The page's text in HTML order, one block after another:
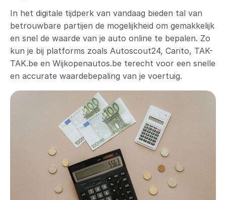
In het digitale tijdperk van vandaag bieden tal van
betrouwbare partijen de mogelijkheid om gemakkelijk
en snel de waarde van je auto online te bepalen. Zo
kun je bij platforms zoals Autoscout24, Carito, TAK-
TAK.be en Wijkopenautos.be terecht voor een snelle
en accurate waardebepaling van je voertuig.